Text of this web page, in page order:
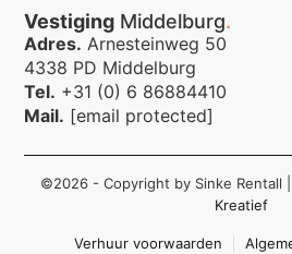
Vestiging Middelburg.
Adres. Arnesteinweg 50
4338 PD Middelburg
Tel. +31 (0) 6 86884410
Mail. [email protected]
©2026 - Copyright by Sinke Rentall
Kreatief
Verhuur voorwaarden